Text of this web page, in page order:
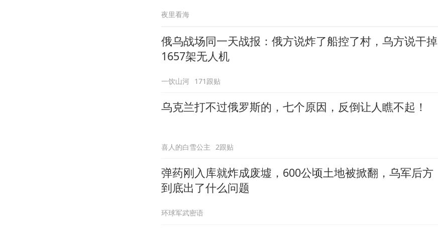
夜里看海
俄乌战场同一天战报：俄方说炸了船控了村，乌方说干掉
1657架无人机
一饮山河 171跟贴
乌克兰打不过俄罗斯的，七个原因，反倒让人瞧不起！
喜人的白雪公主 2跟贴
弹药刚入库就炸成废墟，600公顷土地被掀翻，乌军后方
到底出了什么问题
环球军武密语